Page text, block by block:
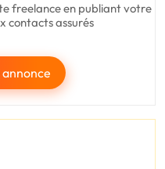
freelance en publiant votre
contacts assurés